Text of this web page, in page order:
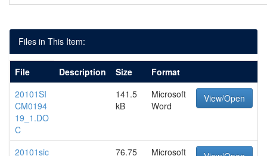
Files in This Item:
File Description Size
Format
20101SI
CM0194
19_1.DO
C
141.5
kB
Microsoft
Word
View/Open
20101sic
76.75
Microsoft